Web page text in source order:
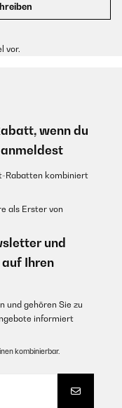
vor.
wenn du
Rabatten kombiniert
als Erster von
und
Ihren
und gehören Sie zu
informiert
kombinierbar.